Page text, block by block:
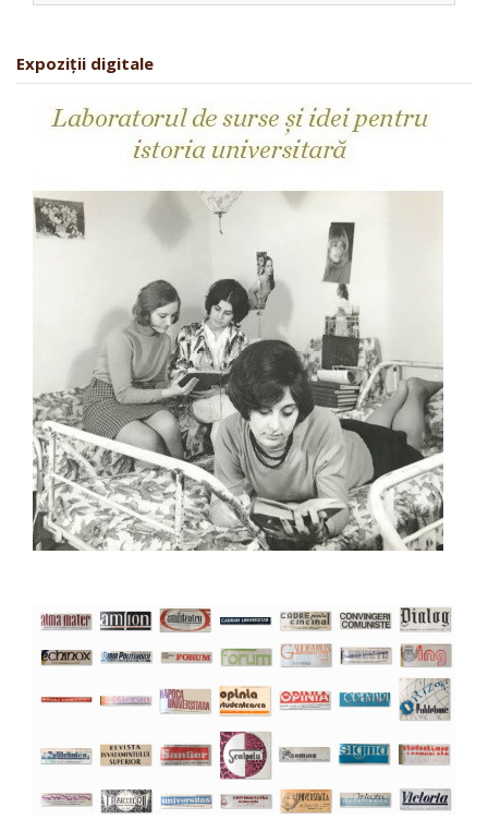
Expoziții digitale